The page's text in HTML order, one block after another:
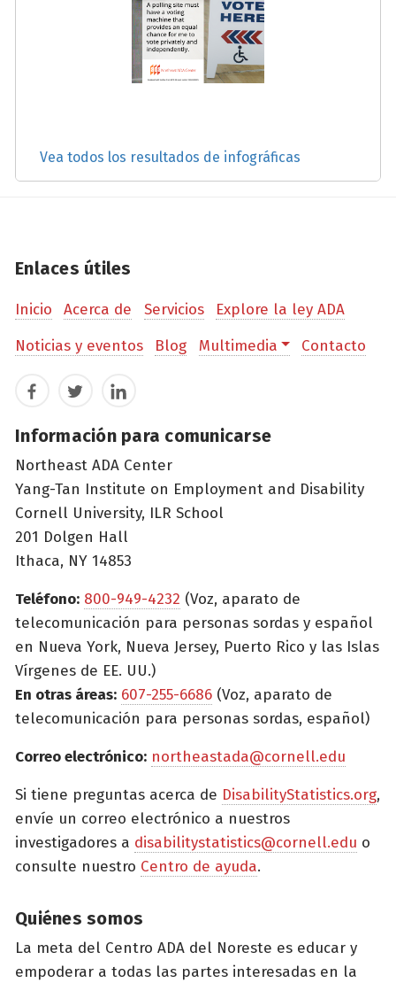
Vea todos los resultados de infográficas
Enlaces útiles
Inicio Acerca de Servicios
Explore la ley ADA
Noticias y eventos
Blog Multimedia Contacto
FacebookTwitterLinkedIn
Información para comunicarse
Northeast ADA Center
Yang-Tan Institute on Employment and Disability
Cornell University, ILR School
201 Dolgen Hall
Ithaca, NY 14853
Teléfono: 800-949-4232 (Voz, aparato de
telecomunicación para personas sordas y español
en Nueva York, Nueva Jersey, Puerto Rico y las Islas
Vírgenes de EE. UU.)
En otras áreas: 607-255-6686 (Voz, aparato de
telecomunicación para personas sordas, español)
Correo electrónico: northeastada@cornell.edu
Si tiene preguntas acerca de DisabilityStatistics.org,
envíe un correo electrónico a nuestros
investigadores a disabilitystatistics@cornell.edu o
consulte nuestro Centro de ayuda.
Quiénes somos
La meta del Centro ADA del Noreste es educar y
empoderar a todas las partes interesadas en la